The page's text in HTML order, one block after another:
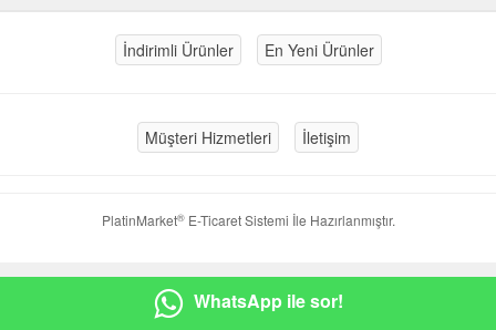
İndirimli Ürünler En Yeni Ürünler
Müşteri Hizmetleri İletişim
PlatinMarket®E-Ticaret Sistemi İle Hazırlanmıştır.
WhatsApp ile sor!